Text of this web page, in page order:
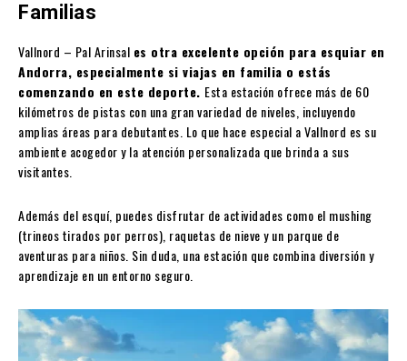
Familias
Vallnord – Pal Arinsal es otra excelente opción para esquiar en
Andorra, especialmente si viajas en familia o estás
comenzando en este deporte. Esta estación ofrece más de 60
kilómetros de pistas con una gran variedad de niveles, incluyendo
amplias áreas para debutantes. Lo que hace especial a Vallnord es su
ambiente acogedor y la atención personalizada que brinda a sus
visitantes.
Además del esquí, puedes disfrutar de actividades como el mushing
(trineos tirados por perros), raquetas de nieve y un parque de
aventuras para niños. Sin duda, una estación que combina diversión y
aprendizaje en un entorno seguro.